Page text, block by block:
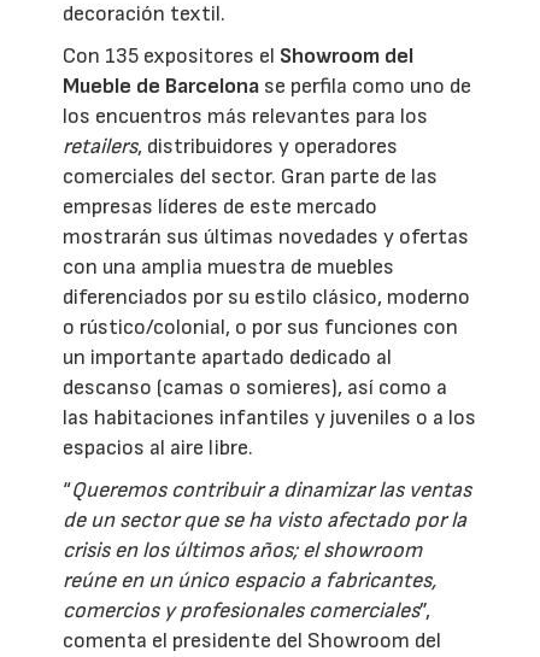
decoración textil.
Con 135 expositores el Showroom del
Mueble de Barcelona se perfila como uno de
los encuentros más relevantes para los
retailers, distribuidores y operadores
comerciales del sector. Gran parte de las
empresas líderes de este mercado
mostrarán sus últimas novedades y ofertas
con una amplia muestra de muebles
diferenciados por su estilo clásico, moderno
o rústico/colonial, o por sus funciones con
un importante apartado dedicado al
descanso (camas o somieres), así como a
las habitaciones infantiles y juveniles o a los
espacios al aire libre.
“Queremos contribuir a dinamizar las ventas
de un sector que se ha visto afectado por la
crisis en los últimos años; el showroom
reúne en un único espacio a fabricantes,
comercios y profesionales comerciales”,
comenta el presidente del Showroom del